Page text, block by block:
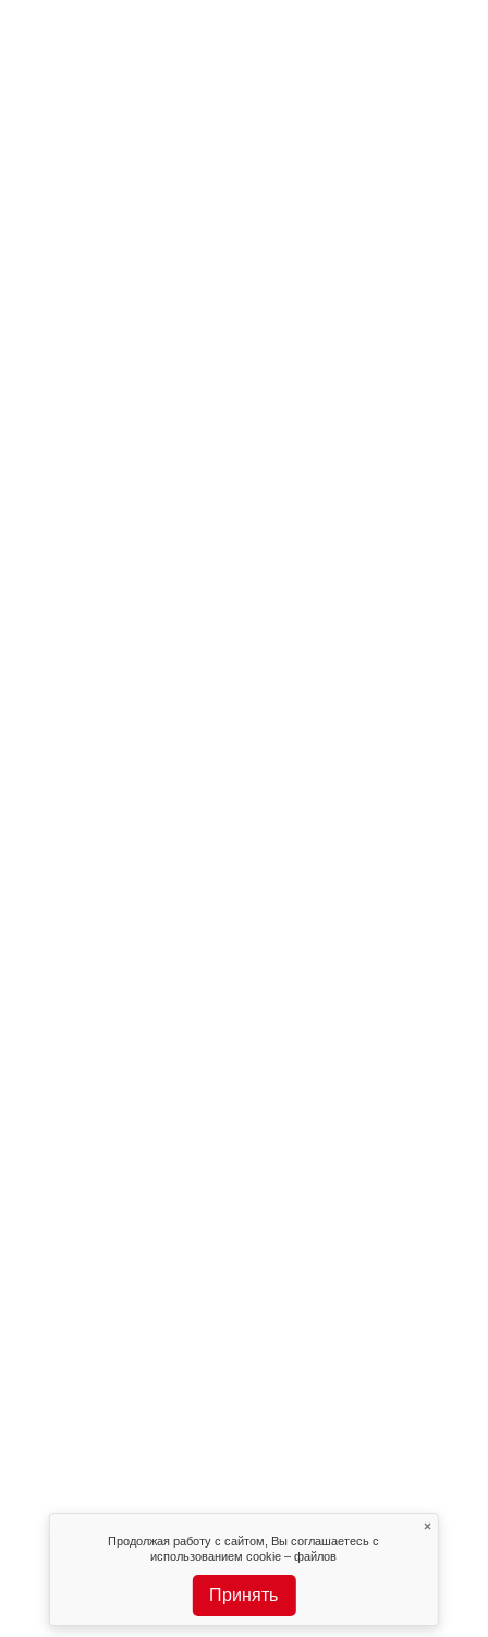
Продолжая работу с сайтом, Вы соглашаетесь с
использованием cookie – файлов
Принять
×